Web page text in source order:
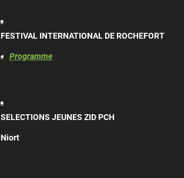
FESTIVAL INTERNATIONAL DE ROCHEFORT
Programme
SELECTIONS JEUNES ZID PCH
Niort